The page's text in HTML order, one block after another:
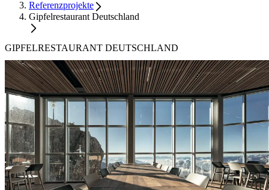
Referenzprojekte
Gipfelrestaurant Deutschland
GIPFELRESTAURANT DEUTSCHLAND